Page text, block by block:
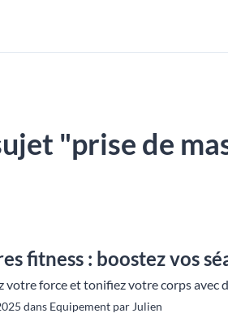
"prise de
fitness : boostez vos
votre force et tonifiez votre corps avec
dans Equipement par Julien